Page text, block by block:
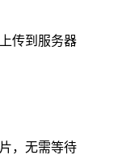
传到服务器
，无需等待